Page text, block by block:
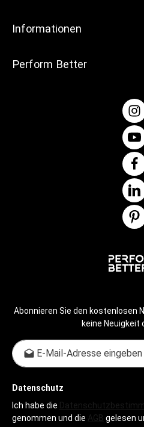
Informationen
Perform Better
Abonnieren Sie den kostenlosen
keine Neuigkeit
Datenschutz
Ich habe die
genommen und die AGB gelesen